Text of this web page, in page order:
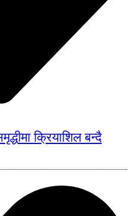
क्रियाशिल बन्दै